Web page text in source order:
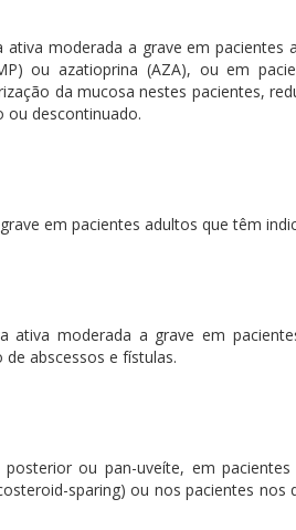
moderada a grave em pacientes
ou azatioprina (AZA), ou em
da mucosa nestes pacientes,
ou descontinuado.
em pacientes adultos que têm
ativa moderada a grave em
abscessos e fístulas.
ou pan-uveíte, em
sparing) ou nos pacientes nos